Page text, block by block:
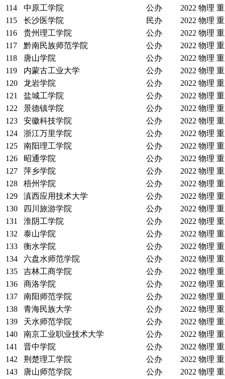
114
中原工学院 公办 2022 物理
115
长沙医学院 民办 2022 物理
116
贵州理工学院 公办 2022 物理
117
黔南民族师范学院 公办 2022 物理
118
唐山学院 公办 2022 物理
119
内蒙古工业大学 公办 2022 物理
120
龙岩学院 公办 2022 物理
121
盐城工学院 公办 2022 物理
122
景德镇学院 公办 2022 物理
123
安徽科技学院 公办 2022 物理
124
浙江万里学院 公办 2022 物理
125
南阳理工学院 公办 2022 物理
126
昭通学院 公办 2022 物理
127
萍乡学院 公办 2022 物理
128
梧州学院 公办 2022 物理
129
滇西应用技术大学 公办 2022 物理
130
四川旅游学院 公办 2022 物理
131
淮阴工学院 公办 2022 物理
132
泰山学院 公办 2022 物理
133
衡水学院 公办 2022 物理
134
六盘水师范学院 公办 2022 物理
135
吉林工商学院 公办 2022 物理
136
商洛学院 公办 2022 物理
137
南阳师范学院 公办 2022 物理
138
青海民族大学 公办 2022 物理
139
天水师范学院 公办 2022 物理
140
南京工业职业技术大学 公办 2022 物理
141
晋中学院 公办 2022 物理
142
荆楚理工学院 公办 2022 物理
143
唐山师范学院 公办 2022 物理